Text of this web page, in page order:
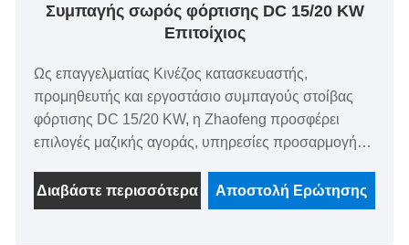
Συμπαγής σωρός φόρτισης DC 15/20 KW
Επιτοίχιος
Ως επαγγελματίας Κινέζος κατασκευαστής,
προμηθευτής και εργοστάσιο συμπαγούς στοίβας
φόρτισης DC 15/20 KW, η Zhaofeng προσφέρει
επιλογές μαζικής αγοράς, υπηρεσίες προσαρμογής,
πωλώντας σε άμεσες εργοστασιακές τιμές. Αυτή η
συμπαγής λύση φόρτισης μπορεί να παρέχει
Διαβάστε περισσότερα Αποστολή Ερώτησης